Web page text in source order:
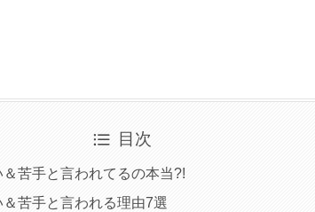
目次
苦手と言われてるの本当?!
苦手と言われる理由7選